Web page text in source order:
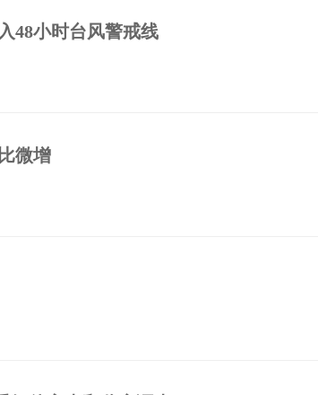
48小时台风警戒线
微增